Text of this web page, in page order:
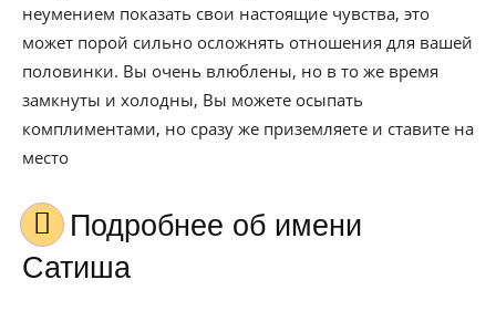
неумением показать свои настоящие чувства, это
может порой сильно осложнять отношения для вашей
половинки. Вы очень влюблены, но в то же время
замкнуты и холодны, Вы можете осыпать
комплиментами, но сразу же приземляете и ставите на
место
Подробнее об имени
Сатиша